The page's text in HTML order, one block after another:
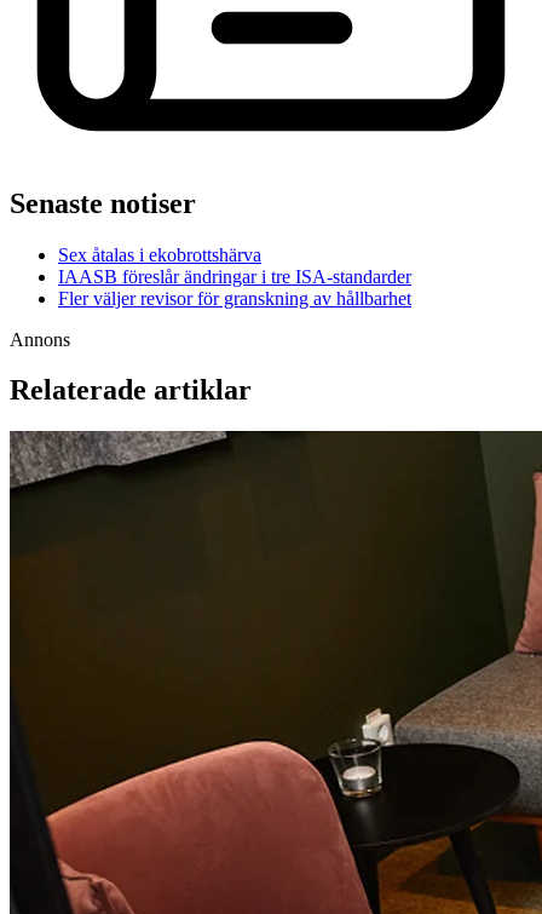
Senaste notiser
Sex åtalas i ekobrottshärva
IAASB föreslår ändringar i tre ISA-standarder
Fler väljer revisor för granskning av hållbarhet
Annons
Relaterade artiklar